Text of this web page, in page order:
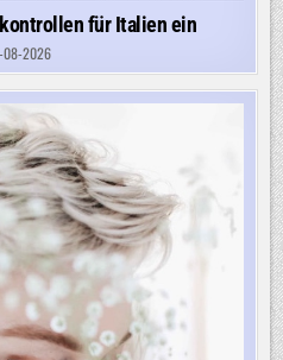
für Italien ein
08-2026